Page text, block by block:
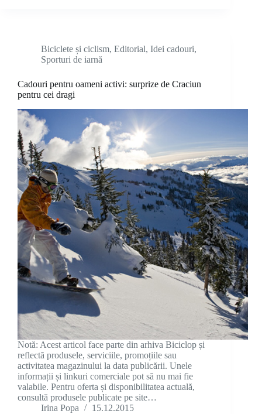
Biciclete și ciclism, Editorial, Idei cadouri,
Sporturi de iarnă
Cadouri pentru oameni activi: surprize de Craciun
pentru cei dragi
Notă: Acest articol face parte din arhiva Biciclop și
reflectă produsele, serviciile, promoțiile sau
activitatea magazinului la data publicării. Unele
informații și linkuri comerciale pot să nu mai fie
valabile. Pentru oferta și disponibilitatea actuală,
consultă produsele publicate pe site…
Irina Popa
15.12.2015